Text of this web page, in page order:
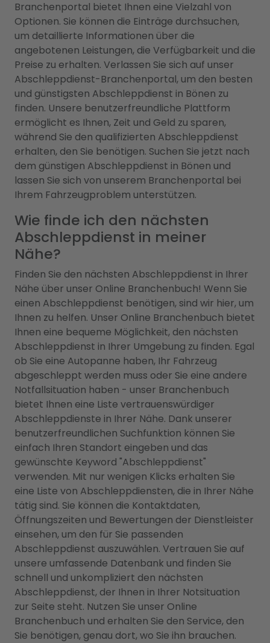
Branchenportal bietet Ihnen eine Vielzahl von
Optionen. Sie können die Einträge durchsuchen,
um detaillierte Informationen über die
angebotenen Leistungen, die Verfügbarkeit und die
Preise zu erhalten. Verlassen Sie sich auf unser
Abschleppdienst-Branchenportal, um den besten
und günstigsten Abschleppdienst in Bönen zu
finden. Unsere benutzerfreundliche Plattform
ermöglicht es Ihnen, Zeit und Geld zu sparen,
während Sie den qualifizierten Abschleppdienst
erhalten, den Sie benötigen. Suchen Sie jetzt nach
dem günstigen Abschleppdienst in Bönen und
lassen Sie sich von unserem Branchenportal bei
Ihrem Fahrzeugproblem unterstützen.
Wie finde ich den nächsten
Abschleppdienst in meiner
Nähe?
Finden Sie den nächsten Abschleppdienst in Ihrer
Nähe über unser Online Branchenbuch! Wenn Sie
einen Abschleppdienst benötigen, sind wir hier, um
Ihnen zu helfen. Unser Online Branchenbuch bietet
Ihnen eine bequeme Möglichkeit, den nächsten
Abschleppdienst in Ihrer Umgebung zu finden. Egal
ob Sie eine Autopanne haben, Ihr Fahrzeug
abgeschleppt werden muss oder Sie eine andere
Notfallsituation haben - unser Branchenbuch
bietet Ihnen eine Liste vertrauenswürdiger
Abschleppdienste in Ihrer Nähe. Dank unserer
benutzerfreundlichen Suchfunktion können Sie
einfach Ihren Standort eingeben und das
gewünschte Keyword "Abschleppdienst"
verwenden. Mit nur wenigen Klicks erhalten Sie
eine Liste von Abschleppdiensten, die in Ihrer Nähe
tätig sind. Sie können die Kontaktdaten,
Öffnungszeiten und Bewertungen der Dienstleister
einsehen, um den für Sie passenden
Abschleppdienst auszuwählen. Vertrauen Sie auf
unsere umfassende Datenbank und finden Sie
schnell und unkompliziert den nächsten
Abschleppdienst, der Ihnen in Ihrer Notsituation
zur Seite steht. Nutzen Sie unser Online
Branchenbuch und erhalten Sie den Service, den
Sie benötigen, genau dort, wo Sie ihn brauchen.